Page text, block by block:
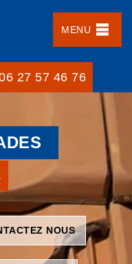
MENU
27 57 46 76
NOUS